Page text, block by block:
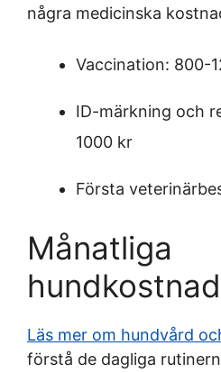
några medicinska
Vaccination: 800-
ID-märkning och
1000 kr
Första
Månatliga
Läs mer om hundvård
förstå de dagliga